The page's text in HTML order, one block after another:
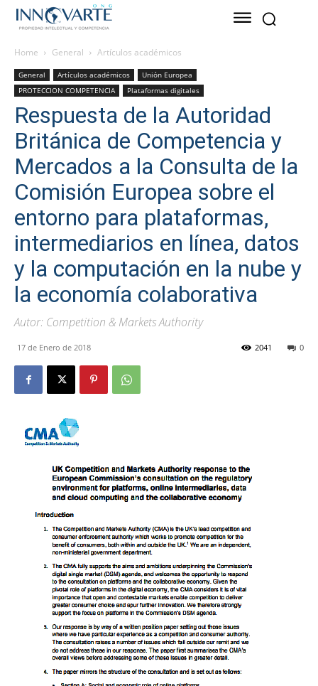
Home General Artículos académicos
General Artículos académicos
Unión Europea
PROTECCION COMPETENCIA
Plataformas digitales
Respuesta de la Autoridad
Británica de Competencia y
Mercados a la Consulta de la
Comisión Europea sobre el
entorno para plataformas,
intermediarios en línea, datos
y la computación en la nube y
la economía colaborativa
Autor: Competition & Markets Authority
17 de Enero de 2018 0
2041